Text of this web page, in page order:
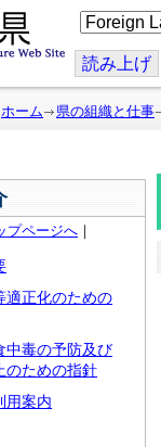
こ
の
ジ
を
翻
読み上げ
ホーム 県の組織と仕事
プページへ ｜
適正化のための
中毒の予防及び
のための指針
用案内